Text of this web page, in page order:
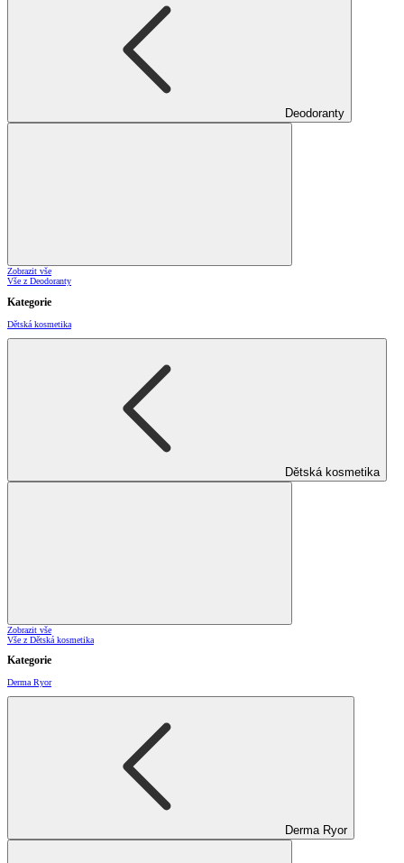
Deodoranty
Zobrazit vše
Vše z Deodoranty
Kategorie
Dětská kosmetika
Dětská kosmetika
Zobrazit vše
Vše z Dětská kosmetika
Kategorie
Derma Ryor
Derma Ryor